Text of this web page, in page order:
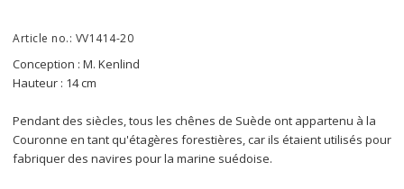
Article no.: VV1414-20
Conception : M. Kenlind
Hauteur : 14 cm
Pendant des siècles, tous les chênes de Suède ont appartenu à la
Couronne en tant qu'étagères forestières, car ils étaient utilisés pour
fabriquer des navires pour la marine suédoise.